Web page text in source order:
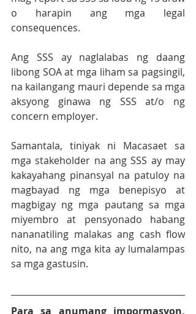
o harapin ang mga legal
consequences.
Ang SSS ay naglalabas ng daang
libong SOA at mga liham sa pagsingil,
na kailangang mauri depende sa mga
aksyong ginawa ng SSS at/o ng
concern employer.
Samantala, tiniyak ni Macasaet sa
mga stakeholder na ang SSS ay may
kakayahang pinansyal na patuloy na
magbayad ng mga benepisyo at
magbigay ng mga pautang sa mga
miyembro at pensyonado habang
nananatiling malakas ang cash flow
nito, na ang mga kita ay lumalampas
sa mga gastusin.
Para sa anumang impormasyon,